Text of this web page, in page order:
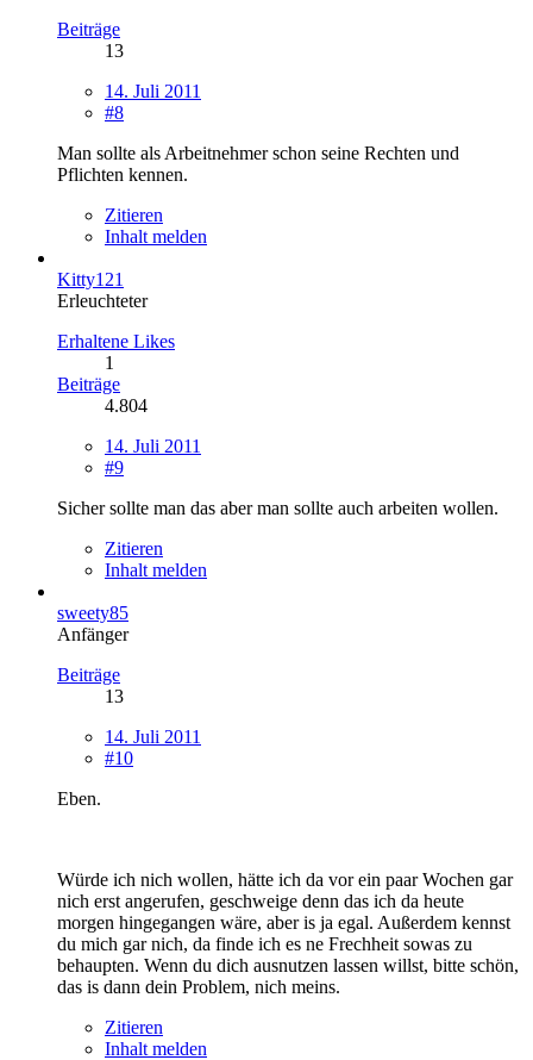
Beiträge
13
14. Juli 2011
#8
Man sollte als Arbeitnehmer schon seine Rechten und
Pflichten kennen.
Zitieren
Inhalt melden
Kitty121
Erleuchteter
Erhaltene Likes
1
Beiträge
4.804
14. Juli 2011
#9
Sicher sollte man das aber man sollte auch arbeiten wollen.
Zitieren
Inhalt melden
sweety85
Anfänger
Beiträge
13
14. Juli 2011
#10
Eben.
Würde ich nich wollen, hätte ich da vor ein paar Wochen gar
nich erst angerufen, geschweige denn das ich da heute
morgen hingegangen wäre, aber is ja egal. Außerdem kennst
du mich gar nich, da finde ich es ne Frechheit sowas zu
behaupten. Wenn du dich ausnutzen lassen willst, bitte schön,
das is dann dein Problem, nich meins.
Zitieren
Inhalt melden